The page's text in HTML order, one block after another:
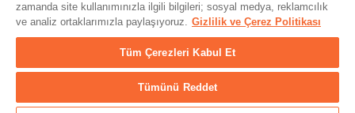
Bilişim Teknolojileri,
© Copyright 2004 - 2026 MyDukkan Müzik Market Tic. ve San Ltd.
Şti. - Her Hakkı Saklıdır.
zamanda site kullanımınızla ilgili bilgileri; sosyal medya, reklamcılık
ve analiz ortaklarımızla paylaşıyoruz. Gizlilik ve Çerez Politikası
Tüm Çerezleri Kabul Et
Tümünü Reddet